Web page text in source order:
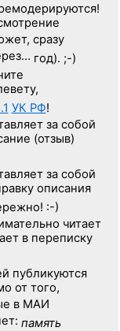
сразу
год). ;-)
УК РФ!
за собой
(отзыв)
за собой
описания
:-)
читает
в переписку
публикуются
от того,
в МАИ
память